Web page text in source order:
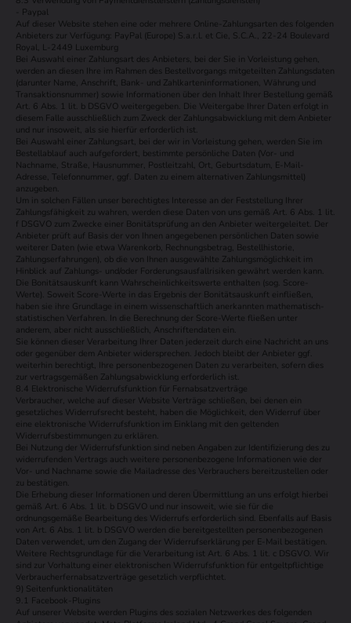
- Paypal
Auf dieser Website stehen eine oder mehrere Online-Zahlungsarten des folgenden
Anbieters zur Verfügung: PayPal (Europe) S.a.r.l. et Cie, S.C.A., 22-24 Boulevard
Royal, L-2449 Luxemburg
Bei Auswahl einer Zahlungsart des Anbieters, bei der Sie in Vorleistung gehen,
werden an diesen Ihre im Rahmen des Bestellvorgangs mitgeteilten Zahlungsdaten
(darunter Name, Anschrift, Bank- und Zahlkarteninformationen, Währung und
Transaktionsnummer) sowie Informationen über den Inhalt Ihrer Bestellung gemäß
Art. 6 Abs. 1 lit. b DSGVO weitergegeben. Die Weitergabe Ihrer Daten erfolgt in
diesem Falle ausschließlich zum Zweck der Zahlungsabwicklung mit dem Anbieter
und nur insoweit, als sie hierfür erforderlich ist.
Bei Auswahl einer Zahlungsart, bei der wir in Vorleistung gehen, werden Sie im
Bestellablauf auch aufgefordert, bestimmte persönliche Daten (Vor- und
Nachname, Straße, Hausnummer, Postleitzahl, Ort, Geburtsdatum, E-Mail-
Adresse, Telefonnummer, ggf. Daten zu einem alternativen Zahlungsmittel)
anzugeben.
Um in solchen Fällen unser berechtigtes Interesse an der Feststellung Ihrer
Zahlungsfähigkeit zu wahren, werden diese Daten von uns gemäß Art. 6 Abs. 1 lit.
f DSGVO zum Zwecke einer Bonitätsprüfung an den Anbieter weitergeleitet. Der
Anbieter prüft auf Basis der von Ihnen angegebenen persönlichen Daten sowie
weiterer Daten (wie etwa Warenkorb, Rechnungsbetrag, Bestellhistorie,
Zahlungserfahrungen), ob die von Ihnen ausgewählte Zahlungsmöglichkeit im
Hinblick auf Zahlungs- und/oder Forderungsausfallrisiken gewährt werden kann.
Die Bonitätsauskunft kann Wahrscheinlichkeitswerte enthalten (sog. Score-
Werte). Soweit Score-Werte in das Ergebnis der Bonitätsauskunft einfließen,
haben sie ihre Grundlage in einem wissenschaftlich anerkannten mathematisch-
statistischen Verfahren. In die Berechnung der Score-Werte fließen unter
anderem, aber nicht ausschließlich, Anschriftendaten ein.
Sie können dieser Verarbeitung Ihrer Daten jederzeit durch eine Nachricht an uns
oder gegenüber dem Anbieter widersprechen. Jedoch bleibt der Anbieter ggf.
weiterhin berechtigt, Ihre personenbezogenen Daten zu verarbeiten, sofern dies
zur vertragsgemäßen Zahlungsabwicklung erforderlich ist.
8.4 Elektronische Widerrufsfunktion für Fernabsatzverträge
Verbraucher, welche auf dieser Website Verträge schließen, bei denen ein
gesetzliches Widerrufsrecht besteht, haben die Möglichkeit, den Widerruf über
eine elektronische Widerrufsfunktion im Einklang mit den geltenden
Widerrufsbestimmungen zu erklären.
Bei Nutzung der Widerrufsfunktion sind neben Angaben zur Identifizierung des zu
widerrufenden Vertrags auch weitere personenbezogene Informationen wie der
Vor- und Nachname sowie die Mailadresse des Verbrauchers bereitzustellen oder
zu bestätigen.
Die Erhebung dieser Informationen und deren Übermittlung an uns erfolgt hierbei
gemäß Art. 6 Abs. 1 lit. b DSGVO und nur insoweit, wie sie für die
ordnungsgemäße Bearbeitung des Widerrufs erforderlich sind. Ebenfalls auf Basis
von Art. 6 Abs. 1 lit. b DSGVO werden die bereitgestellten personenbezogenen
Daten verwendet, um den Zugang der Widerrufserklärung per E-Mail bestätigen.
Weitere Rechtsgrundlage für die Verarbeitung ist Art. 6 Abs. 1 lit. c DSGVO. Wir
sind zur Vorhaltung einer elektronischen Widerrufsfunktion für entgeltpflichtige
Verbraucherfernabsatzverträge gesetzlich verpflichtet.
9) Seitenfunktionalitäten
9.1 Facebook-Plugins
Auf unserer Website werden Plugins des sozialen Netzwerkes des folgenden